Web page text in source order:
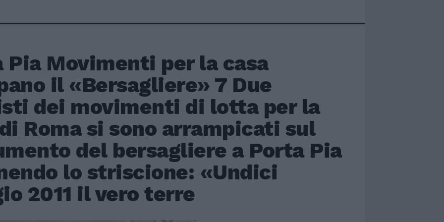
Pia Movimenti per la casa
il «Bersagliere» 7 Due
dei movimenti di lotta per la
Roma si sono arrampicati sul
del bersagliere a Porta Pia
lo striscione: «Undici
2011 il vero terre